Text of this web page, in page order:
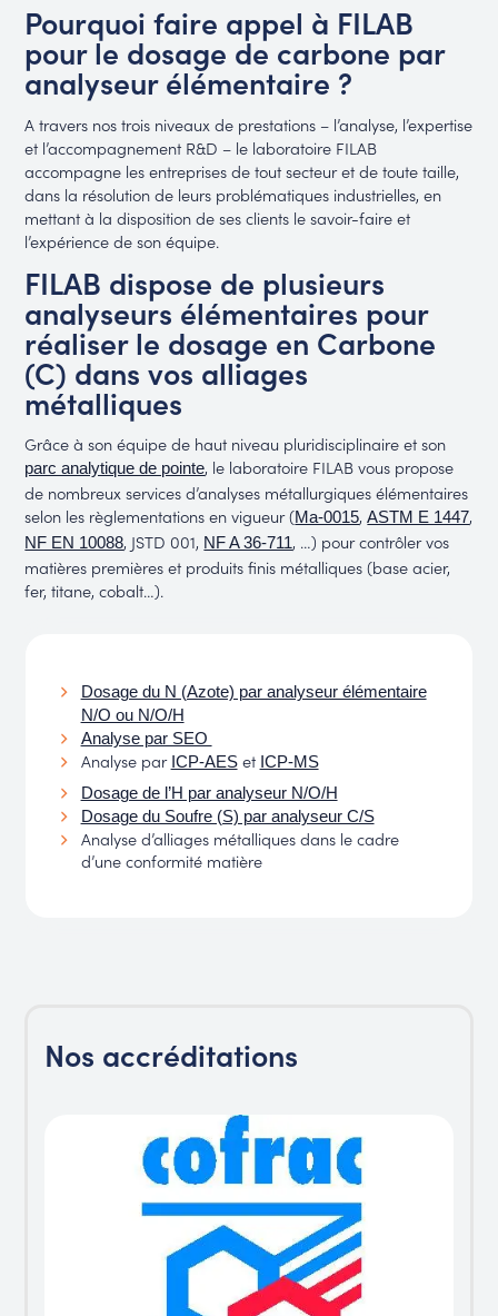
Pourquoi faire appel à FILAB
pour le dosage de carbone par
analyseur élémentaire ?
A travers nos trois niveaux de prestations – l’analyse, l’expertise
et l’accompagnement R&D – le laboratoire FILAB
accompagne les entreprises de tout secteur et de toute taille,
dans la résolution de leurs problématiques industrielles, en
mettant à la disposition de ses clients le savoir-faire et
l’expérience de son équipe.
FILAB dispose de plusieurs
analyseurs élémentaires pour
réaliser le dosage en Carbone
(C) dans vos alliages
métalliques
Grâce à son équipe de haut niveau pluridisciplinaire et son
parc analytique de pointe, le laboratoire FILAB vous propose
de nombreux services d’analyses métallurgiques élémentaires
selon les règlementations en vigueur (Ma-0015,ASTM E 1447,
NF EN 10088, JSTD 001, NF A 36-711, …) pour contrôler vos
matières premières et produits finis métalliques (base acier,
fer, titane, cobalt…).
Dosage du N (Azote) par analyseur élémentaire
N/O ou N/O/H
Analyse par SEO
Analyse par ICP-AESet ICP-MS
Dosage de l’H par analyseur N/O/H
Dosage du Soufre (S) par analyseur C/S
Analyse d’alliages métalliques dans le cadre
d’une conformité matière
Nos accréditations